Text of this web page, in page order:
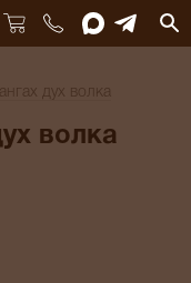
дух волка
волка